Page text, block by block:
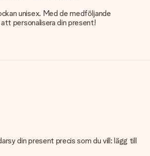
unisex. Med de medföljande
personalisera din present!
din present precis som du vill: lägg till